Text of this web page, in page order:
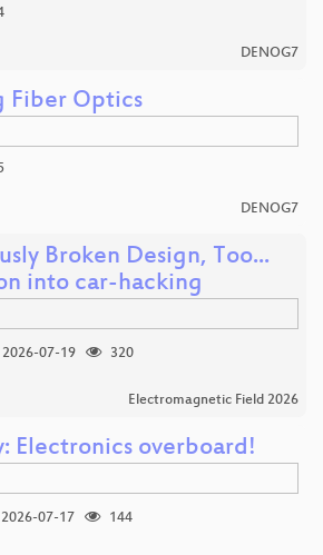
DENOG7
Fiber Optics
DENOG7
Broken Design, Too...
into car-hacking
2026-07-19
320
Electromagnetic Field 2026
Electronics overboard!
2026-07-17
144